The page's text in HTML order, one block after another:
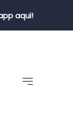
aqui!